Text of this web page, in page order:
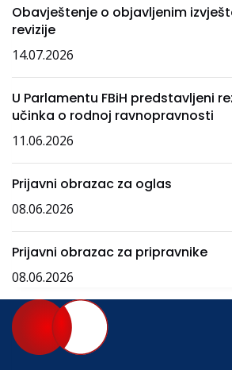
Obavještenje o objavljenim
revizije
14.07.2026
U Parlamentu FBiH predstavljeni
učinka o rodnoj ravnopravnosti
11.06.2026
Prijavni obrazac za oglas
08.06.2026
Prijavni obrazac za pripravnike
08.06.2026